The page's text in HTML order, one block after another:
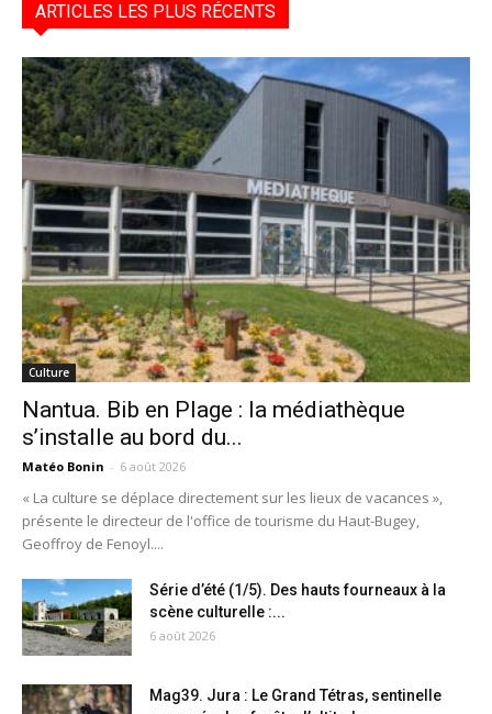
ARTICLES LES PLUS RÉCENTS
Culture
Nantua. Bib en Plage : la médiathèque
s’installe au bord du...
Matéo Bonin - 6 août 2026
« La culture se déplace directement sur les lieux de vacances »,
présente le directeur de l'office de tourisme du Haut-Bugey,
Geoffroy de Fenoyl....
Série d’été (1/5). Des hauts fourneaux à la
scène culturelle :...
6 août 2026
Mag39. Jura : Le Grand Tétras, sentinelle